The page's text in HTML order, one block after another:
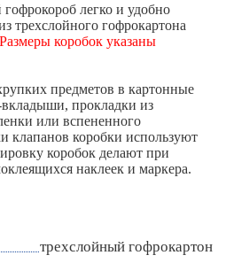
легко и удобно
трехслойного гофрокартона
Размеры коробок указаны
предметов в картонные
прокладки из
или вспененного
клапанов коробки используют
коробок делают при
наклеек и маркера.
трехслойный гофрокартон